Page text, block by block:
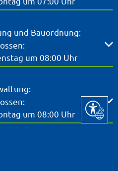
und Bauordnung:
oder Schließzeiten
um 08:00 Uhr
oder Schließzeiten
um 08:00 Uhr
Seite